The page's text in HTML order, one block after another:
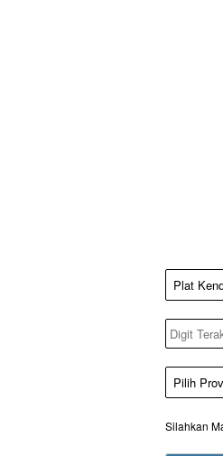
Silahkan